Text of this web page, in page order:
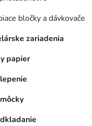
bločky a dávkovače
zariadenia
papier